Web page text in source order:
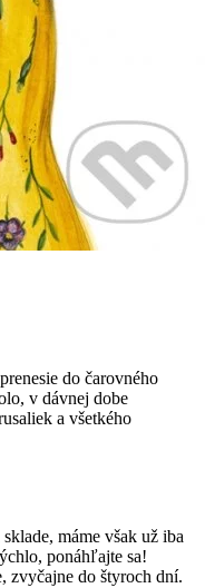
do čarovného
v dávnej dobe
a všetkého
máme však už iba
ponáhľajte sa!
zvyčajne do štyroch dní.